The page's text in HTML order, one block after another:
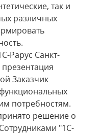
так и
различных
Рарус Санкт-
Заказчик
потребностям.
решение о
"1С-